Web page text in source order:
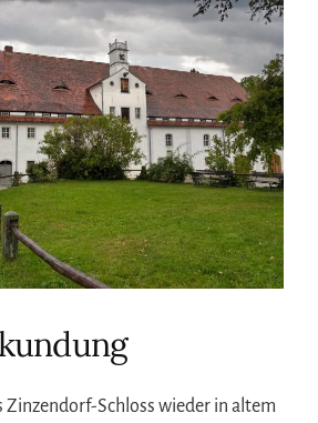
Zinzendorf-Schloss wieder in altem